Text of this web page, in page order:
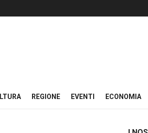
REGIONE EVENTI ECONOMIA